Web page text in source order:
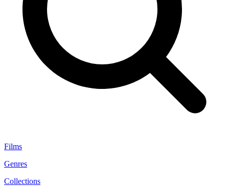
Films
Genres
Collections